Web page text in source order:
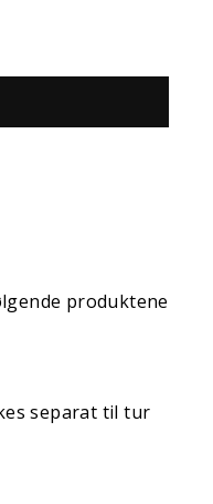
produktene
separat til tur